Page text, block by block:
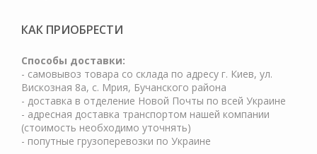
КАК ПРИОБРЕСТИ
Cпособы доставки:
- самовывоз товара со склада по адресу г. Киев, ул.
Вискозная 8а, с. Мрия, Бучанского района
- доставка в отделение Новой Почты по всей Украине
- адресная доставка транспортом нашей компании
(стоимость необходимо уточнять)
- попутные грузоперевозки по Украине